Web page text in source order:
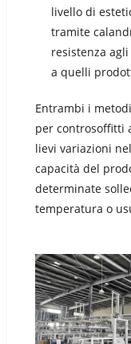
livello di
tramite
resistenza
a quelli
Entrambi i
per controsoffitti
lievi variazioni
capacità del
determinate
temperatura o